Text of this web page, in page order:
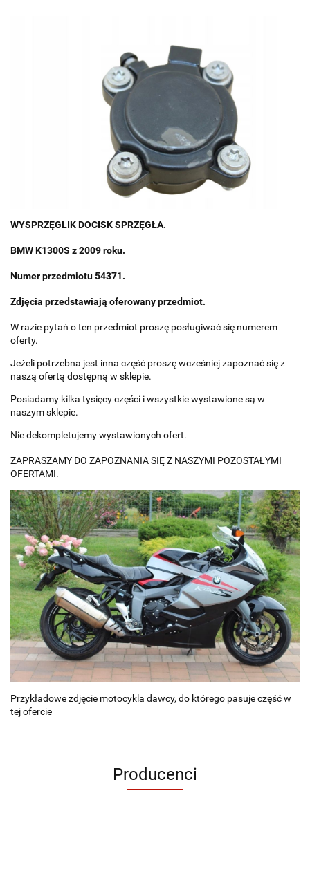
WYSPRZĘGLIK DOCISK SPRZĘGŁA.
BMW K1300S z 2009 roku.
Numer przedmiotu 54371.
Zdjęcia przedstawiają oferowany przedmiot.
W razie pytań o ten przedmiot proszę posługiwać się numerem
oferty.
Jeżeli potrzebna jest inna część proszę wcześniej zapoznać się z
naszą ofertą dostępną w sklepie.
Posiadamy kilka tysięcy części i wszystkie wystawione są w
naszym sklepie.
Nie dekompletujemy wystawionych ofert.
ZAPRASZAMY DO ZAPOZNANIA SIĘ Z NASZYMI POZOSTAŁYMI
OFERTAMI.
Przykładowe zdjęcie motocykla dawcy, do którego pasuje część w
tej ofercie
Producenci